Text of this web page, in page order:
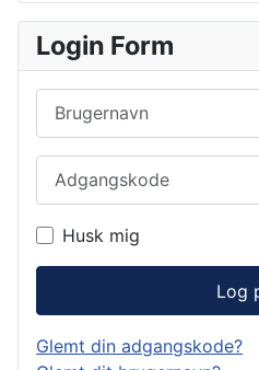
Login Form
Husk mig
Log
Glemt din adgangskode?